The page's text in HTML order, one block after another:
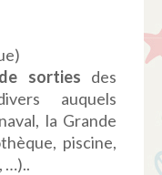
sorties des
auquels
la Grande
piscine,
…)..